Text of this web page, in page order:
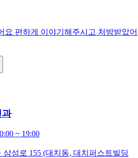
요 편하게 이야기해주시고 처방받았어
과
~ 19:00
성로 155 (대치동, 대치퍼스트빌딩